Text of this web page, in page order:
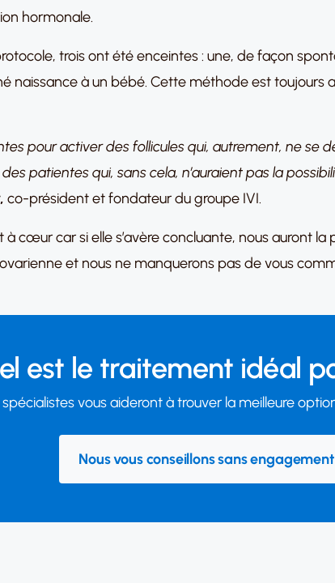
hormonale.
trois ont été enceintes : une, de façon
naissance à un bébé. Cette méthode est toujours
pour activer des follicules qui, autrement, ne se
patientes qui, sans cela, n’auraient pas la
, co-président et fondateur du groupe IVI.
cœur car si elle s’avère concluante, nous auront la
et nous ne manquerons pas de vous
est le traitement idéal
spécialistes vous aideront à trouver la meilleure
Nous vous conseillons sans engagement